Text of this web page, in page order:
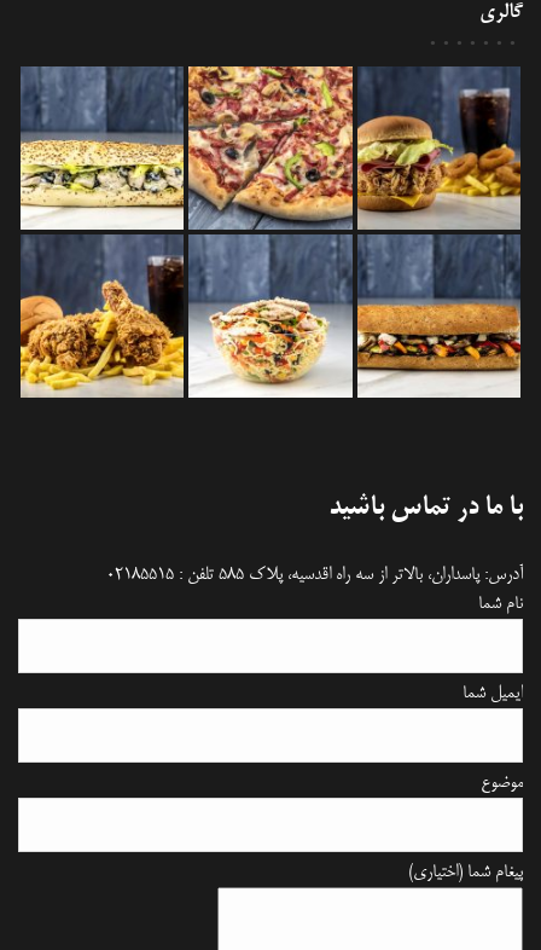
گالری
با ما در تماس باشید
آدرس: پاسداران، بالاتر از سه راه اقدسیه، پلاک 585 تلفن : 02185515
نام شما
ایمیل شما
موضوع
پیغام شما (اختیاری)